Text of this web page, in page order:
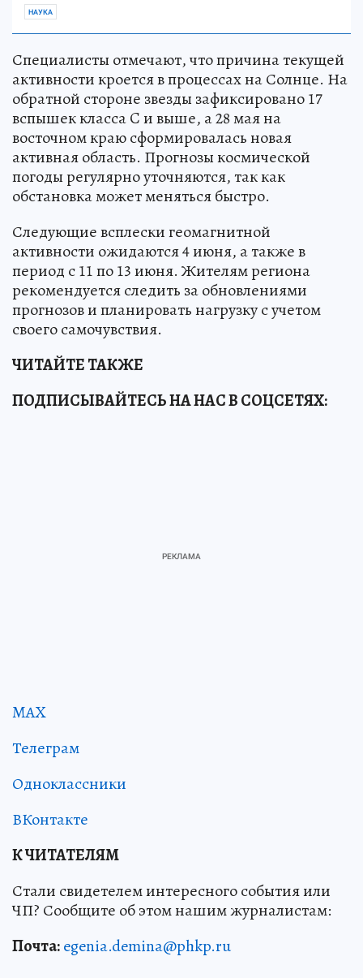
НАУКА
Специалисты отмечают, что причина текущей
активности кроется в процессах на Солнце. На
обратной стороне звезды зафиксировано 17
вспышек класса C и выше, а 28 мая на
восточном краю сформировалась новая
активная область. Прогнозы космической
погоды регулярно уточняются, так как
обстановка может меняться быстро.
Следующие всплески геомагнитной
активности ожидаются 4 июня, а также в
период с 11 по 13 июня. Жителям региона
рекомендуется следить за обновлениями
прогнозов и планировать нагрузку с учетом
своего самочувствия.
ЧИТАЙТЕ ТАКЖЕ
ПОДПИСЫВАЙТЕСЬ НА НАС В СОЦСЕТЯХ:
MAX
Телеграм
Одноклассники
ВКонтакте
К ЧИТАТЕЛЯМ
Стали свидетелем интересного события или
ЧП? Сообщите об этом нашим журналистам:
Почта:egenia.demina@phkp.ru